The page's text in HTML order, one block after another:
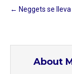
← Neggets se
About